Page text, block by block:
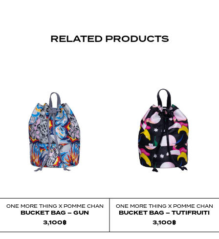
RELATED PRODUCTS
ONE MORE THING X POMME CHAN
BUCKET BAG – GUN
3,100฿
ONE MORE THING X POMME CHAN
BUCKET BAG – TUTIFRUITI
3,100฿